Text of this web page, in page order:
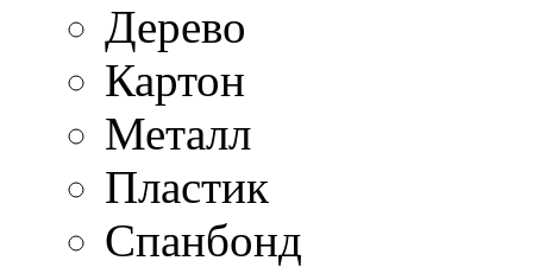
Дерево
Картон
Металл
Пластик
Спанбонд